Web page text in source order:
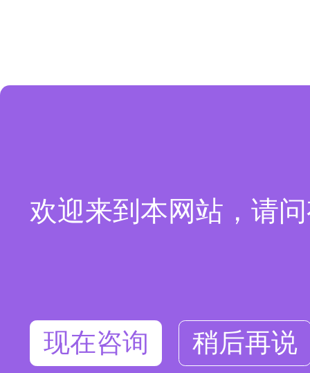
欢迎来到本网站，请
现在咨询 稍后再说